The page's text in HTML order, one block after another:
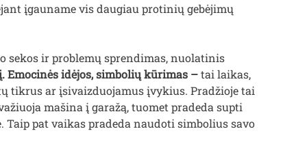
įgauname vis daugiau protinių gebėjimų
sekos ir problemų sprendimas, nuolatinis
Emocinės idėjos, simbolių kūrimas –tai laikas,
tikrus ar įsivaizduojamus įvykius. Pradžioje tai
mašina į garažą, tuomet pradeda supti
pat vaikas pradeda naudoti simbolius savo